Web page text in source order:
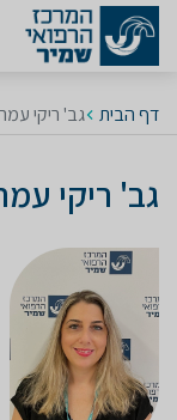
דף הבית גב' ריקי עמר
גב' ריקי